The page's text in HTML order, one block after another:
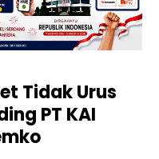
Tidak Urus
PT KAI